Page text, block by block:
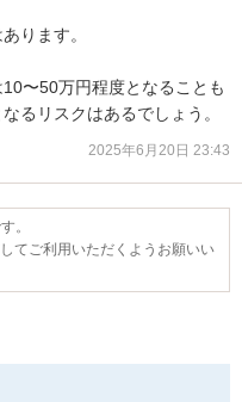
ります。
〜50万円程度となることも
るリスクはあるでしょう。
2025年6月20日 23:43
。
てご利用いただくようお願いい